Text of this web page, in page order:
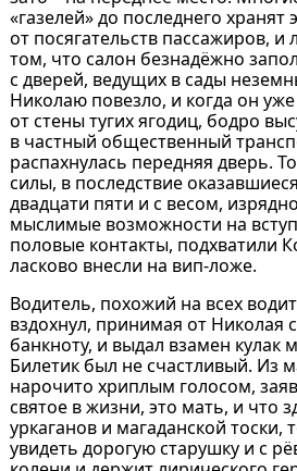
«газелей» до последнего
от посягательств пассажиров,
том, что салон безнадёжно
с дверей, ведущих в сады
Николаю повезло, и когда он
от стены тугих ягодиц, бодро
в частный общественный
распахнулась передняя дверь.
силы, в последствие
двадцати пяти и с весом,
мыслимые возможности на
половые контакты, подхватили
ласково внесли на вип-ложе.
Водитель, похожий на всех
вздохнул, принимая от Николая
банкноту, и выдал взамен кулак
Билетик был не счастливый. Из
нарочито хриплым голосом,
святое в жизни, это мать, и что
уркаганов и магаданской тоски,
увидеть дорогую старушку и с